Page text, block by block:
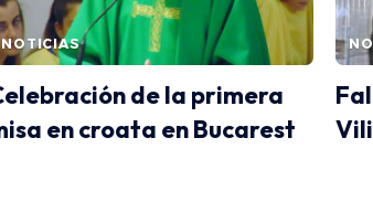
NOTICIAS
de la primera
en croata en Bucarest